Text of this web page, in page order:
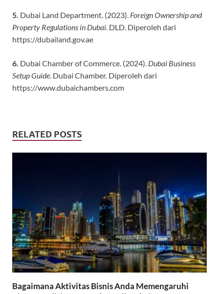
5. Dubai Land Department. (2023). Foreign Ownership and
Property Regulations in Dubai . DLD. Diperoleh dari
https://dubailand.gov.ae
6. Dubai Chamber of Commerce. (2024). Dubai Business
Setup Guide . Dubai Chamber. Diperoleh dari
https://www.dubaichambers.com
RELATED POSTS
Bagaimana Aktivitas Bisnis Anda Memengaruhi